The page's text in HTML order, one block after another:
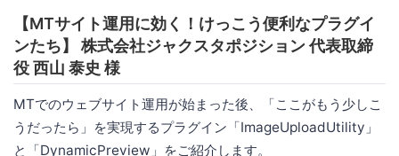
【MTサイト運用に効く！けっこう便利なプラグイ
ンたち】 株式会社ジャクスタポジション 代表取締
役 西山 泰史 様
MTでのウェブサイト運用が始まった後、「ここがもう少しこ
うだったら」を実現するプラグイン「ImageUploadUtility」
と「DynamicPreview」をご紹介します。